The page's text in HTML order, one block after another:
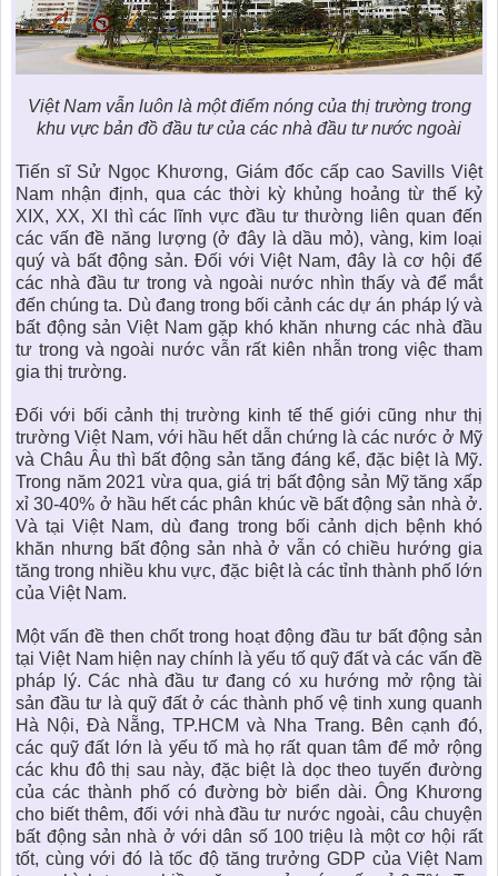
Việt Nam vẫn luôn là một điểm nóng của thị trường trong
khu vực bản đồ đầu tư của các nhà đầu tư nước ngoài
Tiến sĩ Sử Ngọc Khương, Giám đốc cấp cao Savills Việt
Nam nhận định, qua các thời kỳ khủng hoảng từ thế kỷ
XIX, XX, XI thì các lĩnh vực đầu tư thường liên quan đến
các vấn đề năng lượng (ở đây là dầu mỏ), vàng, kim loại
quý và bất động sản. Đối với Việt Nam, đây là cơ hội để
các nhà đầu tư trong và ngoài nước nhìn thấy và để mắt
đến chúng ta. Dù đang trong bối cảnh các dự án pháp lý và
bất động sản Việt Namgặp khó khăn nhưng các nhà đầu
tư trong và ngoài nước vẫn rất kiên nhẫn trong việc tham
gia thị trường.
Đối với bối cảnh thị trường kinh tế thế giới cũng như thị
trường Việt Nam, với hầu hết dẫn chứng là các nước ở Mỹ
và Châu Âu thì bất động sản tăng đáng kể, đặc biệt là Mỹ.
Trong năm 2021 vừa qua, giá trị bất động sản Mỹ tăng xấp
xỉ 30-40% ở hầu hết các phân khúc về bất động sản nhà ở.
Và tại Việt Nam, dù đang trong bối cảnh dịch bệnh khó
khăn nhưng bất động sản nhà ở vẫn có chiều hướng gia
tăng trong nhiều khu vực, đặc biệt là các tỉnh thành phố lớn
của Việt Nam.
Một vấn đề then chốt trong hoạt động đầu tư bất động sản
tại Việt Nam hiện nay chính là yếu tố quỹ đất và các vấn đề
pháp lý. Các nhà đầu tư đang có xu hướng mở rộng tài
sản đầu tư là quỹ đất ở các thành phố vệ tinh xung quanh
Hà Nội, Đà Nẵng, TP.HCM và Nha Trang. Bên cạnh đó,
các quỹ đất lớn là yếu tố mà họ rất quan tâm để mở rộng
các khu đô thị sau này, đặc biệt là dọc theo tuyến đường
của các thành phố có đường bờ biển dài. Ông Khương
cho biết thêm, đối với nhà đầu tư nước ngoài, câu chuyện
bất động sản nhà ở với dân số 100 triệu là một cơ hội rất
tốt, cùng với đó là tốc độ tăng trưởng GDP của Việt Nam